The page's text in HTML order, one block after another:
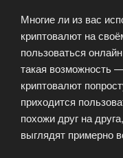
Многие ли из вас
криптовалют на
пользоваться
такая возможность
криптовалют
приходится
похожи друг на
выглядят примерно